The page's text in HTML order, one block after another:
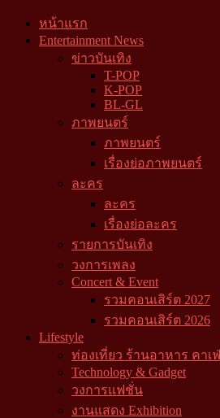
หน้าแรก
Entertainment News
ข่าวบันเทิง
T-POP
K-POP
BL-GL
ภาพยนตร์
ภาพยนตร์
เรื่องย่อภาพยนตร์
ละคร
ละคร
เรื่องย่อละคร
รายการบันเทิง
วงการเพลง
Concert & Event
รวมคอนเสิร์ต 2027
รวมคอนเสิร์ต 2026
Lifestyle
ท่องเที่ยว ร้านอาหาร คาเฟ่
Technology & Gadget
วงการแฟชั่น
งานแสดง Exhibition